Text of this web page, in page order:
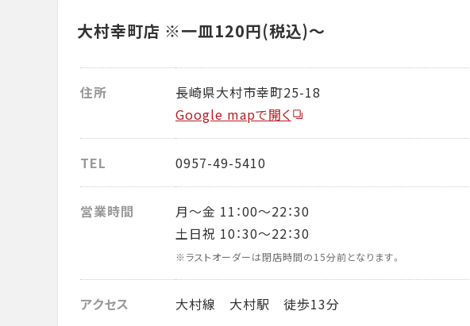
大村幸町店 ※一皿120円(税込)～
住所
長崎県大村市幸町25-18
Google mapで開く
TEL 0957-49-5410
営業時間
月～金 11：00～22：30
土日祝 10：30～22：30
※ラストオーダーは閉店時間の15分前となります。
アクセス 大村線 大村駅 徒歩13分